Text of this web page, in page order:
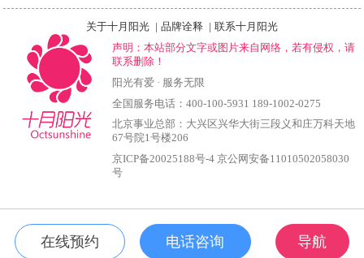
关于十月阳光 | 品牌诠释 | 联系十月阳光
声明：本站部分文字或图片来自网络，若有侵权，请
联系删除！
阳光有爱 · 服务无限
全国服务电话：400-100-5931 189-1002-0275
北京事业总部：大兴区兴华大街三段义和庄万科天地
67号院1号楼206
京ICP备20025188号-4 京公网安备11010502058030
号
在线预约 电话咨询 导航